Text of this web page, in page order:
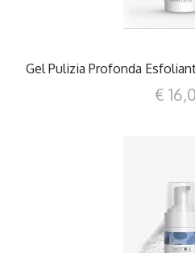
Gel Pulizia Profonda
€